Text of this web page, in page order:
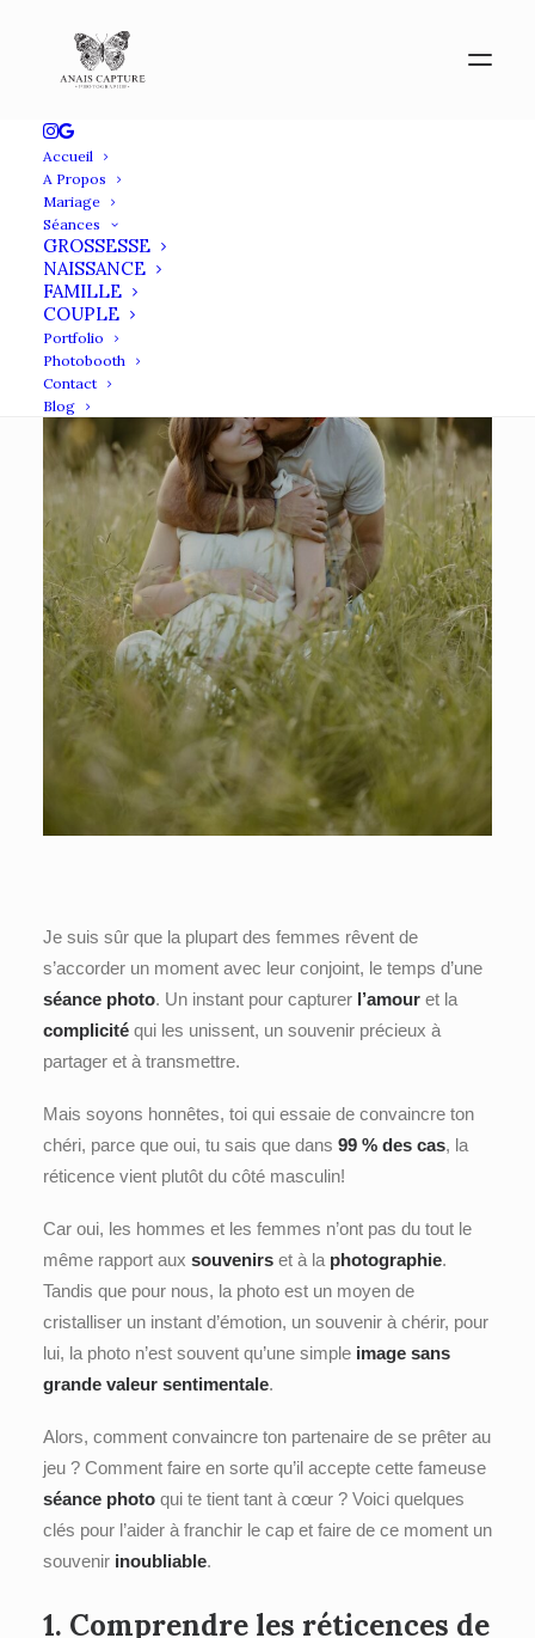
Accueil
A Propos
Mariage
Séances
GROSSESSE
NAISSANCE
FAMILLE
COUPLE
Portfolio
Photobooth
Contact
Blog
Je suis sûr que la plupart des femmes rêvent de
s’accorder un moment avec leur conjoint, le temps d’une
séance photo. Un instant pour capturer l’amour et la
complicité qui les unissent, un souvenir précieux à
partager et à transmettre.
Mais soyons honnêtes, toi qui essaie de convaincre ton
chéri, parce que oui, tu sais que dans 99 % des cas, la
réticence vient plutôt du côté masculin!
Car oui, les hommes et les femmes n’ont pas du tout le
même rapport aux souvenirs et à la photographie.
Tandis que pour nous, la photo est un moyen de
cristalliser un instant d’émotion, un souvenir à chérir, pour
lui, la photo n’est souvent qu’une simple image sans
grande valeur sentimentale.
Alors, comment convaincre ton partenaire de se prêter au
jeu ? Comment faire en sorte qu’il accepte cette fameuse
séance photo qui te tient tant à cœur ? Voici quelques
clés pour l’aider à franchir le cap et faire de ce moment un
souvenir inoubliable.
1. Comprendre les réticences de